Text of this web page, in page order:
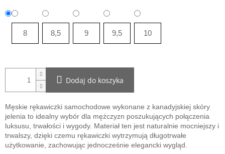
8 8,5 9 9,5 10
Dodaj do koszyka
Męskie rękawiczki samochodowe wykonane z kanadyjskiej skóry
jelenia to idealny wybór dla mężczyzn poszukujących połączenia
luksusu, trwałości i wygody. Materiał ten jest naturalnie mocniejszy i
trwalszy, dzięki czemu rękawiczki wytrzymują długotrwałe
użytkowanie, zachowując jednocześnie elegancki wygląd.